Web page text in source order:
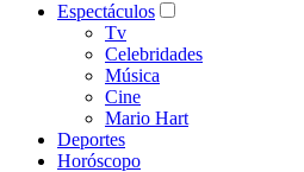
Espectáculos
Tv
Celebridades
Música
Cine
Mario Hart
Deportes
Horóscopo